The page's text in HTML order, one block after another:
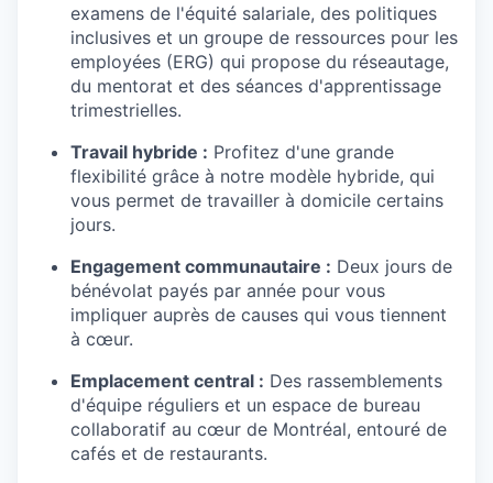
examens de l'équité salariale, des politiques
inclusives et un groupe de ressources pour les
employées (ERG) qui propose du réseautage,
du mentorat et des séances d'apprentissage
trimestrielles.
Travail hybride : Profitez d'une grande
flexibilité grâce à notre modèle hybride, qui
vous permet de travailler à domicile certains
jours.
Engagement communautaire : Deux jours de
bénévolat payés par année pour vous
impliquer auprès de causes qui vous tiennent
à cœur.
Emplacement central : Des rassemblements
d'équipe réguliers et un espace de bureau
collaboratif au cœur de Montréal, entouré de
cafés et de restaurants.